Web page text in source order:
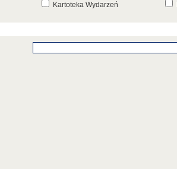
Kartoteka Wydarzeń